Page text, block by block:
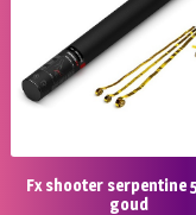
Fx shooter serpentine
goud